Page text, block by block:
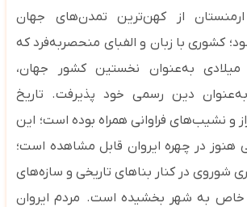
از کهن‌ترین تمدن‌های جهان
کشوری با زبان و الفبای منحصربه‌فرد که
به‌عنوان نخستین کشور جهان،
دین رسمی خود پذیرفت. تاریخ
و نشیب‌های فراوانی همراه بوده است؛ این
هنوز در چهره ایروان قابل مشاهده است؛
شوروی در کنار بناهای تاریخی و سازه‌های
خاص به شهر بخشیده است.
مردم ایروان